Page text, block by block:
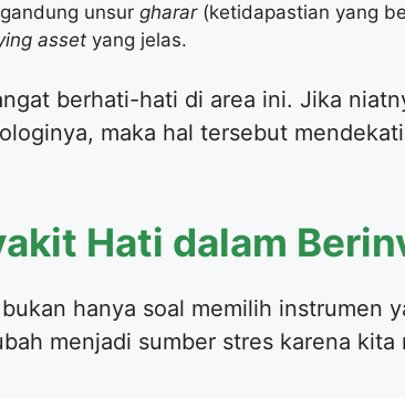
unsur gharar(ketidapastian yang
asset yang jelas.
berhati-hati di area ini. Jika
maka hal tersebut
Hati dalam
hanya soal memilih instrumen
menjadi sumber stres karena